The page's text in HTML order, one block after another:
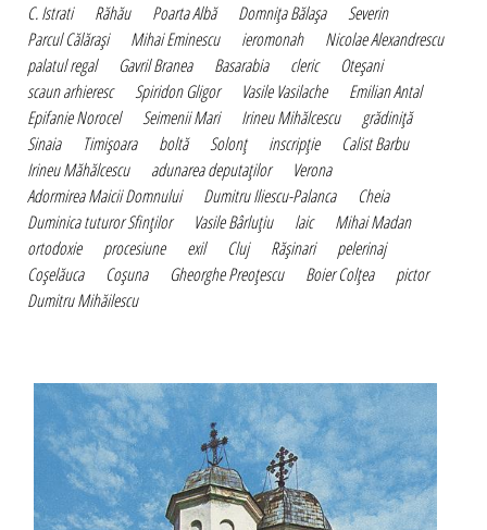
C. Istrati Răhău Poarta Albă Domniţa Bălaşa
Severin
Parcul Călăraşi
Mihai Eminescu ieromonah
Nicolae Alexandrescu
palatul regal
Gavril Branea Basarabia cleric
Oteşani
scaun arhieresc
Spiridon Gligor Vasile Vasilache
Emilian Antal
Epifanie Norocel
Seimenii Mari Irineu Mihălcescu
grădiniţă
Sinaia
Timişoara boltă Solonţ inscripţie
Calist Barbu
Irineu Măhălcescu
adunarea deputaţilor
Verona
Adormirea Maicii Domnului
Dumitru Iliescu-Palanca
Cheia
Duminica tuturor Sfinţilor
Vasile Bârluţiu laic
Mihai Madan
ortodoxie
procesiune exil Cluj Răşinari
pelerinaj
Coşelăuca
Coşuna Gheorghe Preoţescu Boier Colţea
pictor
Dumitru Mihăilescu